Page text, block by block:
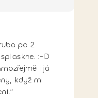
po 2
:-D
i já
když mi